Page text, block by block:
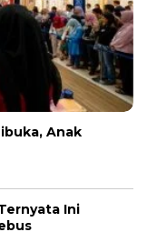
Anak
Ini